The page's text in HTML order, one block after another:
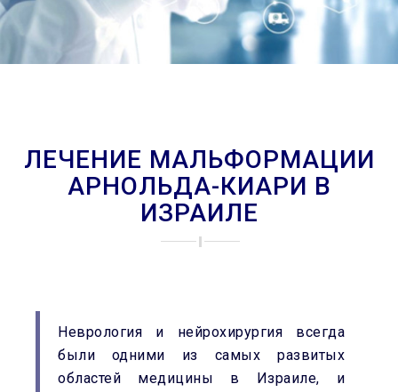
ЛЕЧЕНИЕ МАЛЬФОРМАЦИИ
АРНОЛЬДА-КИАРИ В
ИЗРАИЛЕ
Неврология и нейрохирургия всегда
были одними из самых развитых
областей медицины в Израиле, и